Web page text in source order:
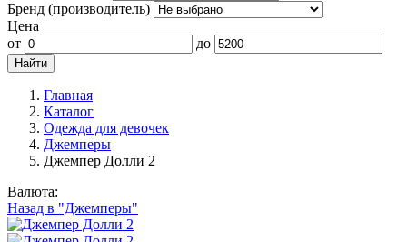
Бренд (производитель)
Цена
от
до
Главная
Каталог
Одежда для девочек
Джемперы
Джемпер Долли 2
Валюта:
Назад в "Джемперы"